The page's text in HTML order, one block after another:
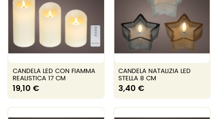
CANDELA LED CON FIAMMA
REALISTICA 17 CM
19,10 €
CANDELA NATALIZIA LED
STELLA 8 CM
3,40 €